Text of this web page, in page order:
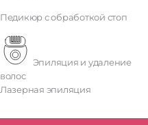
Педикюр с обработкой стоп
волос
Лазерная эпиляция